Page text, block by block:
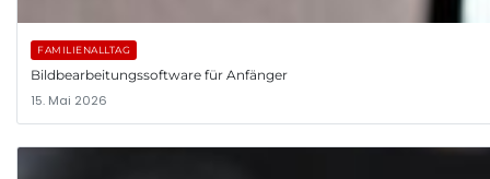
FAMILIENALLTAG
Bildbearbeitungssoftware für Anfänger
15. Mai 2026